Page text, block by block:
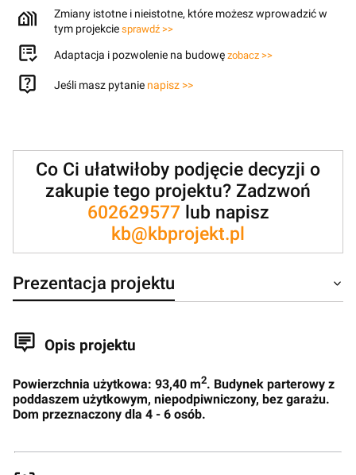
Zmiany istotne i nieistotne, które możesz wprowadzić w
tym projekcie sprawdź >>
Adaptacja i pozwolenie na budowę zobacz >>
Jeśli masz pytanie napisz >>
Co Ci ułatwiłoby podjęcie decyzji o
zakupie tego projektu? Zadzwoń
602629577lub napisz
kb@kbprojekt.pl
Prezentacja projektu
Opis projektu
Powierzchnia użytkowa: 93,40 m2. Budynek parterowy z
poddaszem użytkowym, niepodpiwniczony, bez garażu.
Dom przeznaczony dla 4 - 6 osób.